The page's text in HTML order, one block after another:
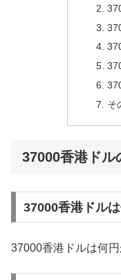
そ
37000香港ドル
37000香港ドル
37000香港ドルは何円